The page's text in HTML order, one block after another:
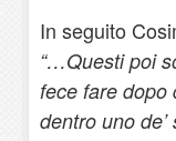
In seguito
“…Questi poi
fece fare dopo
dentro uno